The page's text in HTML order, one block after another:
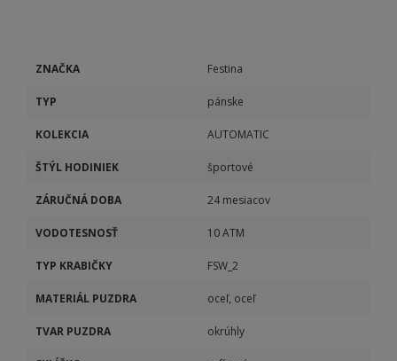
ZNAČKA Festina
TYP pánske
KOLEKCIA AUTOMATIC
ŠTÝL HODINIEK športové
ZÁRUČNÁ DOBA 24 mesiacov
VODOTESNOSŤ 10 ATM
TYP KRABIČKY FSW_2
MATERIÁL PUZDRA oceľ, oceľ
TVAR PUZDRA okrúhly